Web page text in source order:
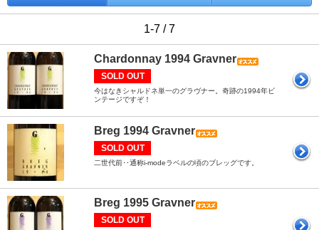
1-7 / 7
Chardonnay 1994 Gravner
SOLD OUT
今はなきシャルドネ単一のグラヴナー。奇跡の1994年ビ
ンテージですぞ！
Breg 1994 Gravner
SOLD OUT
二世代前‥通称i-modeラベルの頃のブレッグです。
Breg 1995 Gravner
SOLD OUT